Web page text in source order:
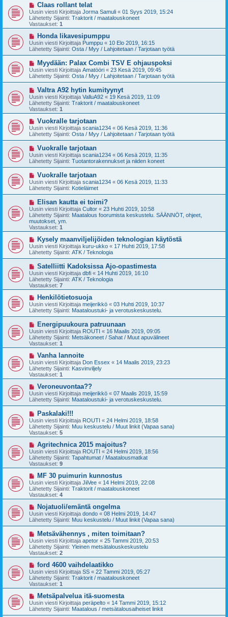
e
s
t
U
u
s
i
v
e
s
t
Claas rollant telat
Uusin viesti Kirjoittaja Jorma Samuli « 01 Syys 2019, 15:24
Lähetetty Sijainti: Traktorit / maatalouskoneet
Vastaukset: 1
U
u
s
i
v
e
s
t
Honda likavesipumppu
Uusin viesti Kirjoittaja Pumppu « 10 Elo 2019, 16:15
Lähetetty Sijainti: Osta / Myy / Lahjoitetaan / Tarjotaan työtä
U
u
s
i
v
e
s
t
Myydään: Palax Combi TSV E ohjauspoksi
Uusin viesti Kirjoittaja Amatööri « 23 Kesä 2019, 09:45
Lähetetty Sijainti: Osta / Myy / Lahjoitetaan / Tarjotaan työtä
U
u
s
i
v
s
t
Valtra A92 hytin kumityynyt
Uusin viesti Kirjoittaja ValluA92 « 19 Kesä 2019, 11:09
Lähetetty Sijainti: Traktorit / maatalouskoneet
Vastaukset: 1
U
u
s
i
v
e
s
t
Vuokralle tarjotaan
Uusin viesti Kirjoittaja scania1234 « 06 Kesä 2019, 11:36
Lähetetty Sijainti: Osta / Myy / Lahjoitetaan / Tarjotaan työtä
U
u
s
i
v
e
s
t
Vuokralle tarjotaan
Uusin viesti Kirjoittaja scania1234 « 06 Kesä 2019, 11:35
Lähetetty Sijainti: Tuotantorakennukset ja niiden koneet
U
u
s
i
v
e
s
t
i
Vuokralle tarjotaan
Uusin viesti Kirjoittaja scania1234 « 06 Kesä 2019, 11:33
Lähetetty Sijainti: Kotieläimet
U
u
s
i
v
i
e
s
t
i
Elisan kautta ei toimi?
Uusin viesti Kirjoittaja Cultor « 23 Huhti 2019, 10:58
Lähetetty Sijainti: Maatalous foorumista keskustelu. SÄÄNNÖT, ohjeet,
muutokset, ym.
Vastaukset: 1
U
u
s
i
v
e
s
t
Kysely maanviljelijöiden teknologian käytöstä
Uusin viesti Kirjoittaja kuru-ukko « 17 Huhti 2019, 17:58
Lähetetty Sijainti: ATK / Teknologia
U
u
s
i
v
e
s
t
Satelliitti Kadoksissa Ajo-opastimesta
Uusin viesti Kirjoittaja dbfi « 14 Huhti 2019, 16:10
Lähetetty Sijainti: ATK / Teknologia
Vastaukset: 7
U
u
s
i
v
e
s
t
Henkilötietosuoja
Uusin viesti Kirjoittaja meijerikkö « 03 Huhti 2019, 10:37
Lähetetty Sijainti: Maataloustuki- ja verotuskeskustelu.
U
u
s
i
v
s
t
i
Energipuukoura patruunaan
Uusin viesti Kirjoittaja ROUTI « 16 Maalis 2019, 09:05
Lähetetty Sijainti: Metsäkoneet / Sahat / Muut apuvälineet
Vastaukset: 1
U
u
s
i
v
s
t
Vanha lannoite
Uusin viesti Kirjoittaja Don Essex « 14 Maalis 2019, 23:23
Lähetetty Sijainti: Kasvinviljely
Vastaukset: 1
U
u
s
i
v
e
s
t
Veroneuvontaa??
Uusin viesti Kirjoittaja meijerikkö « 07 Maalis 2019, 15:59
Lähetetty Sijainti: Maataloustuki- ja verotuskeskustelu.
U
u
s
i
v
e
s
t
i
Paskalaki!!!
Uusin viesti Kirjoittaja ROUTI « 24 Helmi 2019, 18:58
Lähetetty Sijainti: Muu keskustelu / Muut linkit (Vapaa sana)
Vastaukset: 5
U
u
s
i
v
e
s
t
i
Agritechnica 2015 majoitus?
Uusin viesti Kirjoittaja ROUTI « 24 Helmi 2019, 18:56
Lähetetty Sijainti: Tapahtumat / Maatalousmatkat
Vastaukset: 9
U
u
s
i
v
e
s
t
MF 30 puimurin kunnostus
Uusin viesti Kirjoittaja JiiVee « 14 Helmi 2019, 22:08
Lähetetty Sijainti: Traktorit / maatalouskoneet
Vastaukset: 4
U
u
s
i
v
e
s
t
Nojatuoli/emäntä ongelma
Uusin viesti Kirjoittaja dondo « 08 Helmi 2019, 14:47
Lähetetty Sijainti: Muu keskustelu / Muut linkit (Vapaa sana)
U
u
s
i
v
e
s
t
i
Metsävähennys , miten toimitaan?
Uusin viesti Kirjoittaja apetor « 25 Tammi 2019, 20:53
Lähetetty Sijainti: Yleinen metsätalouskeskustelu
Vastaukset: 2
U
u
s
i
v
e
s
t
ford 4600 vaihdelaatikko
Uusin viesti Kirjoittaja SS « 22 Tammi 2019, 05:27
Lähetetty Sijainti: Traktorit / maatalouskoneet
Vastaukset: 1
U
u
s
i
Metsäpalvelua itä-suomesta
Uusin viesti Kirjoittaja peräpelto « 14 Tammi 2019, 15:12
Lähetetty Sijainti: Maatalous / metsätalousaiheiset linkit